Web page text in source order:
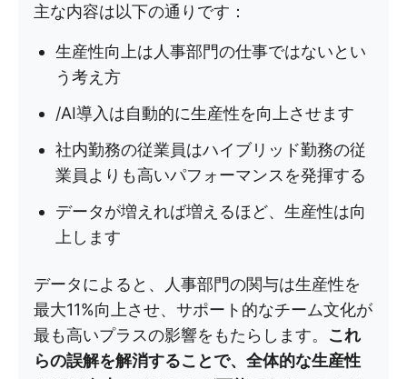
主な内容は以下の通りです：
生産性向上は人事部門の仕事ではないとい
う考え方
/AI導入は自動的に生産性を向上させます
社内勤務の従業員はハイブリッド勤務の従
業員よりも高いパフォーマンスを発揮する
データが増えれば増えるほど、生産性は向
上します
データによると、人事部門の関与は生産性を
最大11%向上させ、サポート的なチーム文化が
最も高いプラスの影響をもたらします。 これ
らの誤解を解消することで、全体的な生産性